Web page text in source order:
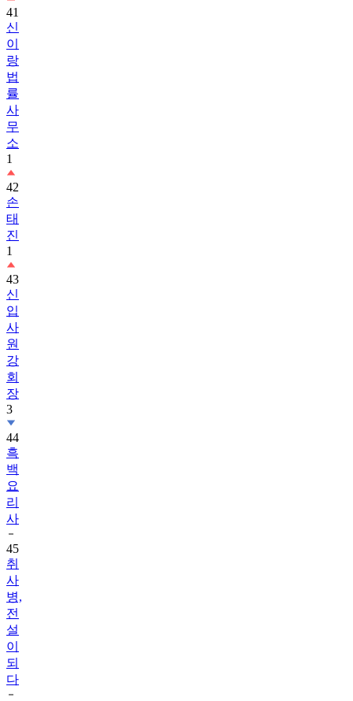
41
신
이
랑
법
률
사
무
소
1
42
손
태
진
1
43
신
입
사
원
강
회
장
3
44
흑
백
요
리
사
45
취
사
병,
전
설
이
되
다